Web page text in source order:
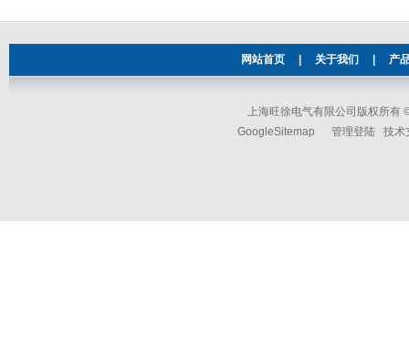
网站首页 关于我们 产
上海旺徐电气有限公司版权所有
GoogleSitemap
管理登陆 技术